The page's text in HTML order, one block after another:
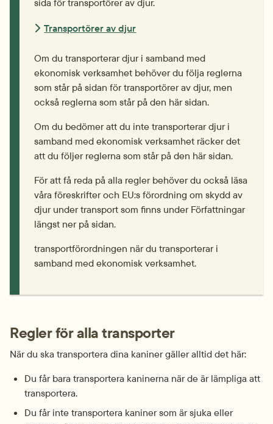
sida för transportörer av djur.
Transportörer av djur
Om du transporterar djur i samband med
ekonomisk verksamhet behöver du följa reglerna
som står på sidan för transportörer av djur, men
också reglerna som står på den här sidan.
Om du bedömer att du inte transporterar djur i
samband med ekonomisk verksamhet räcker det
att du följer reglerna som står på den här sidan.
För att få reda på alla regler behöver du också läsa
våra föreskrifter och EU:s förordning om skydd av
djur under transport som finns under Författningar
längst ner på sidan.
transportförordningen när du transporterar i
samband med ekonomisk verksamhet.
Regler för alla transporter
När du ska transportera dina kaniner gäller alltid det här:
Du får bara transportera kaninerna när de är lämpliga att
transportera.
Du får inte transportera kaniner som är sjuka eller